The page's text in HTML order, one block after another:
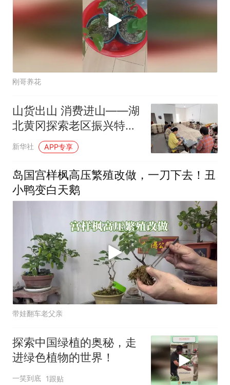
刚哥养花
山货出山 消费进山——湖
北黄冈探索老区振兴特色
路
新华社 APP专享
岛国宫样枫高压繁殖改做，一刀下去！丑
小鸭变白天鹅
带娃翻车老父亲
探索中国绿植的奥秘，走
进绿色植物的世界！
一笑到底 1跟贴